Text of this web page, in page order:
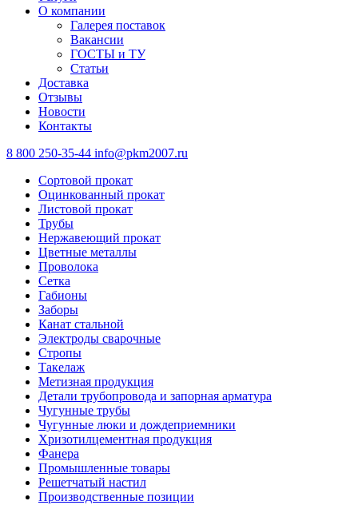
О компании
Галерея поставок
Вакансии
ГОСТЫ и ТУ
Статьи
Доставка
Отзывы
Новости
Контакты
8 800 250-35-44 info@pkm2007.ru
Сортовой прокат
Оцинкованный прокат
Листовой прокат
Трубы
Нержавеющий прокат
Цветные металлы
Проволока
Сетка
Габионы
Заборы
Канат стальной
Электроды сварочные
Стропы
Такелаж
Метизная продукция
Детали трубопровода и запорная арматура
Чугунные трубы
Чугунные люки и дождеприемники
Хризотилцементная продукция
Фанера
Промышленные товары
Решетчатый настил
Производственные позиции